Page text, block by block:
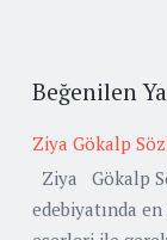
Beğenilen
Ziya Gökalp
Ziya Gökalp
edebiyatında